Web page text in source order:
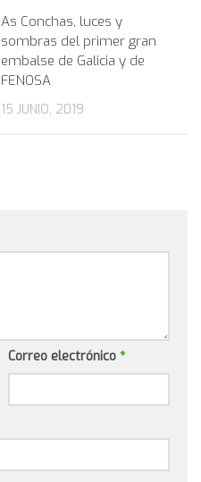
As Conchas, luces y
sombras del primer gran
embalse de Galicia y de
FENOSA
15 JUNIO, 2019
Correo electrónico *